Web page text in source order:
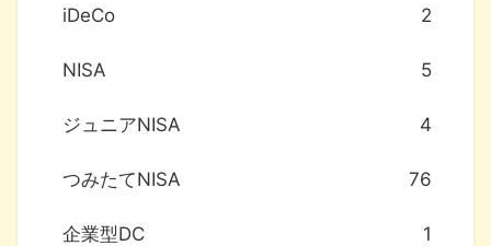
iDeCo 2
NISA 5
ジュニアNISA 4
つみたてNISA 76
企業型DC 1